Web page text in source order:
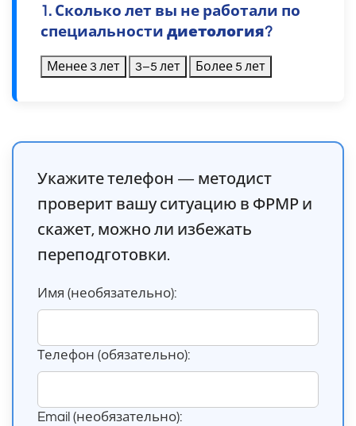
1. Сколько лет вы не работали по
специальности диетология?
Менее 3 лет 3–5 лет Более 5 лет
Укажите телефон — методист
проверит вашу ситуацию в ФРМР и
скажет, можно ли избежать
переподготовки.
Имя (необязательно):
Телефон (обязательно):
Email (необязательно):